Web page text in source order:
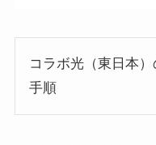
コラボ光（東日本
手順